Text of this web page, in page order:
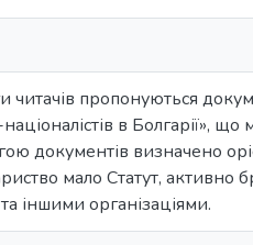
читачів пропонуються
в Болгарії»,
документів визначено
мало Статут, активно
іншими організаціями.